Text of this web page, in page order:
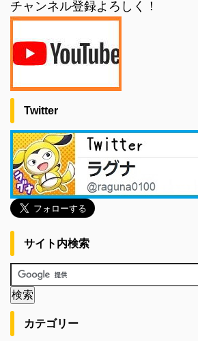
チャンネル登録よろしく！
Twitter
サイト内検索
カテゴリー